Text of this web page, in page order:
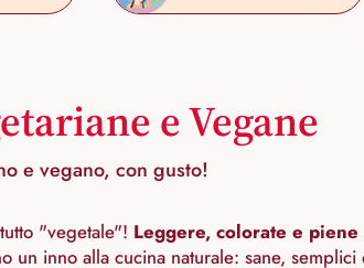
e Vegane
e vegano, con gusto!
"vegetale"! Leggere, colorate e piene
un inno alla cucina naturale: sane, semplici